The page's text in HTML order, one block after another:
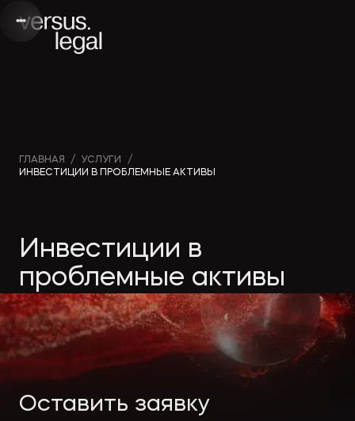
Интеллектуальная
Архитектура
и проектирование
Банкротство
Экологическое
Вебинары и
Новости
компании
Публикации
в СМИ
ГЛАВНАЯ / УСЛУГИ
/
ИНВЕСТИЦИИ В ПРОБЛЕМНЫЕ АКТИВЫ
Инвестиции в
проблемные активы
Оставить заявку